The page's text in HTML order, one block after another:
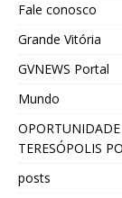
Fale conosco
Grande Vitória
GVNEWS Portal
Mundo
TERESÓPOLIS
posts